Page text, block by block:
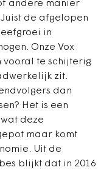
andere manier
de afgelopen
in
Onze Vox
vooral te schijterig
zit.
dan
Het is een
deze
maar komt
Uit de
blijkt dat in 2016